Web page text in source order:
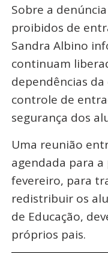
Sobre a
proibidos de
Sandra Albino
continuam
dependências
controle de
segurança dos
Uma reunião
agendada para
fevereiro, para
redistribuir os
de Educação,
próprios pais.